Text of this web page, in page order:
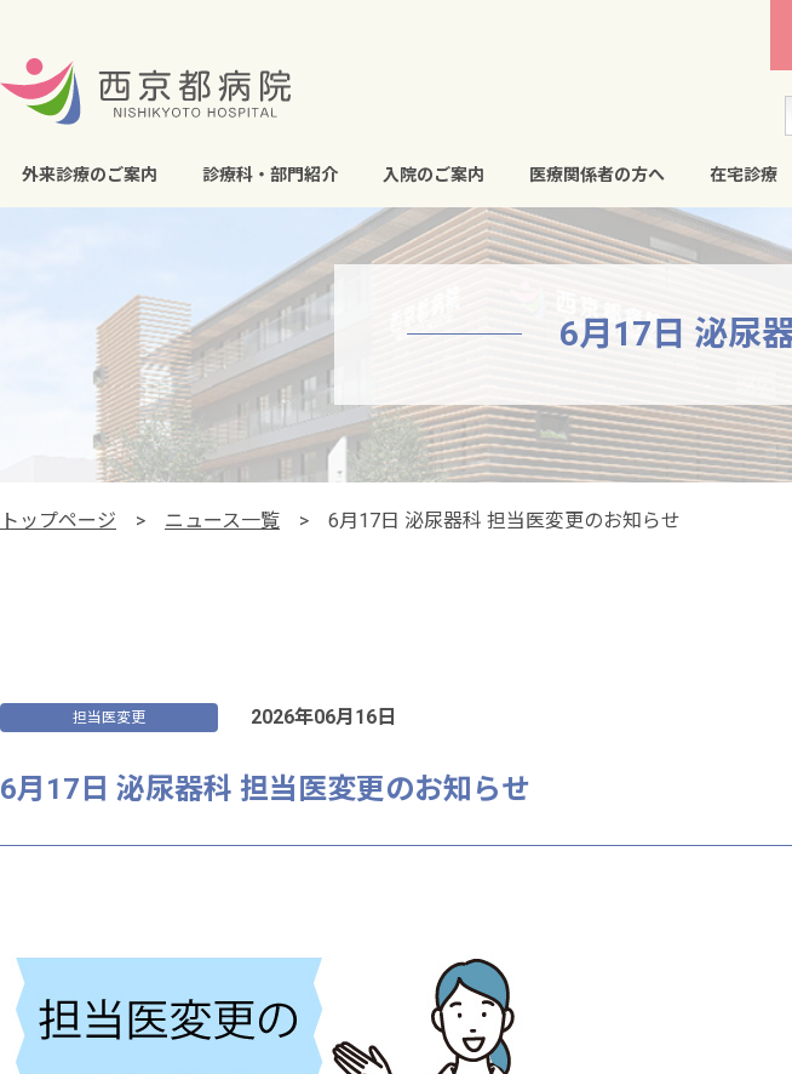
外来診療のご案内 診療科・部門紹介 入院のご案内 医療関係者の方へ 在宅診療
6月17日 泌尿
トップページ ニュース一覧 6月17日 泌尿器科 担当医変更のお知らせ
担当医変更 2026年06月16日
6月17日 泌尿器科 担当医変更のお知らせ